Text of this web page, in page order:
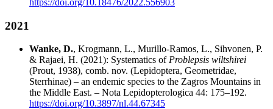
https://doi.org/10.18476/2022.556903
2021
Wanke, D., Krogmann, L., Murillo-Ramos, L., Sihvonen, P.
& Rajaei, H. (2021): Systematics ofProblepsis wiltshirei
(Prout, 1938), comb. nov. (Lepidoptera, Geometridae,
Sterrhinae) – an endemic species to the Zagros Mountains in
the Middle East. – Nota Lepidopterologica 44: 175–192.
https://doi.org/10.3897/nl.44.67345